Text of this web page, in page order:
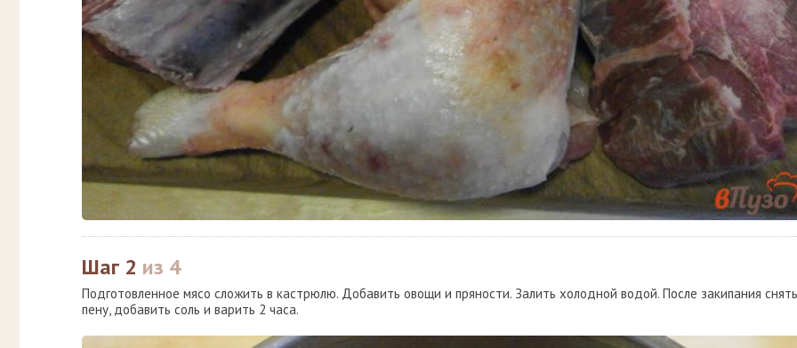
Шаг 2 из 4
Подготовленное мясо сложить в кастрюлю. Добавить овощи и пряности. Залить холодной водой. После закипания снять
пену, добавить соль и варить 2 часа.